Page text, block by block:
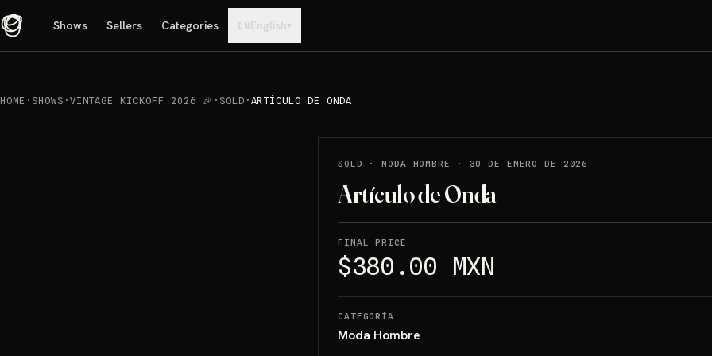
Shows Sellers Categories EN English▾
HOME · SHOWS · VINTAGE KICKOFF 2026 🎉 · SOLD · ARTÍCULO DE ONDA
SOLD ·MODA HOMBRE · 30 DE ENERO DE 2026
Artículo de Onda
FINAL PRICE
$380.00 MXN
CATEGORÍA
Moda Hombre